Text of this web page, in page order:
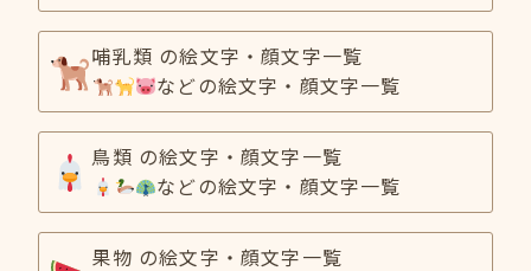
哺乳類 の絵文字・顔文字一覧
などの絵文字・顔文字一覧
鳥類 の絵文字・顔文字一覧
などの絵文字・顔文字一覧
果物 の絵文字・顔文字一覧